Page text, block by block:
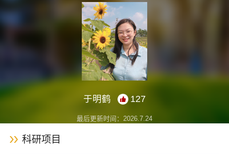
于明鹤 127
最后更新时间： 2026 7 24
科研项目